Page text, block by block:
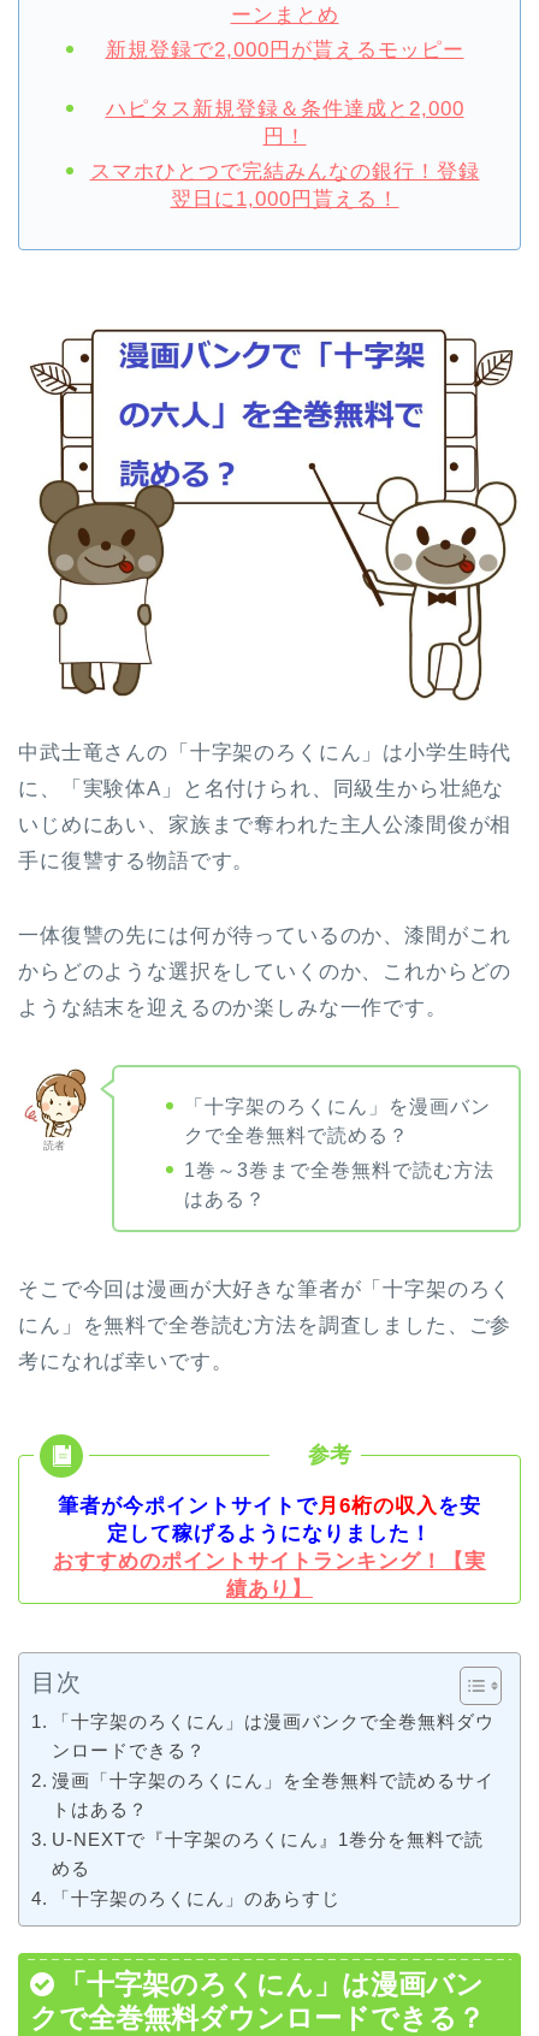
ーンまとめ
新規登録で2,000円が貰えるモッピー
ハピタス新規登録＆条件達成と2,000
円！
スマホひとつで完結みんなの銀行！登録
翌日に1,000円貰える！
中武士竜さんの「十字架のろくにん」は小学生時代
に、「実験体A」と名付けられ、同級生から壮絶な
いじめにあい、家族まで奪われた主人公漆間俊が相
手に復讐する物語です。
一体復讐の先には何が待っているのか、漆間がこれ
からどのような選択をしていくのか、これからどの
ような結末を迎えるのか楽しみな一作です。
読者
「十字架のろくにん」を漫画バン
クで全巻無料で読める？
1巻～3巻まで全巻無料で読む方法
はある？
そこで今回は漫画が大好きな筆者が「十字架のろく
にん」を無料で全巻読む方法を調査しました、ご参
考になれば幸いです。
筆者が今ポイントサイトで月6桁の収入を安
定して稼げるようになりました！
おすすめのポイントサイトランキング！【実
績あり】
目次
「十字架のろくにん」は漫画バンクで全巻無料ダウ
ンロードできる？
漫画「十字架のろくにん」を全巻無料で読めるサイ
トはある？
U-NEXTで『十字架のろくにん』1巻分を無料で読
める
「十字架のろくにん」のあらすじ
「十字架のろくにん」は漫画バン
クで全巻無料ダウンロードできる？